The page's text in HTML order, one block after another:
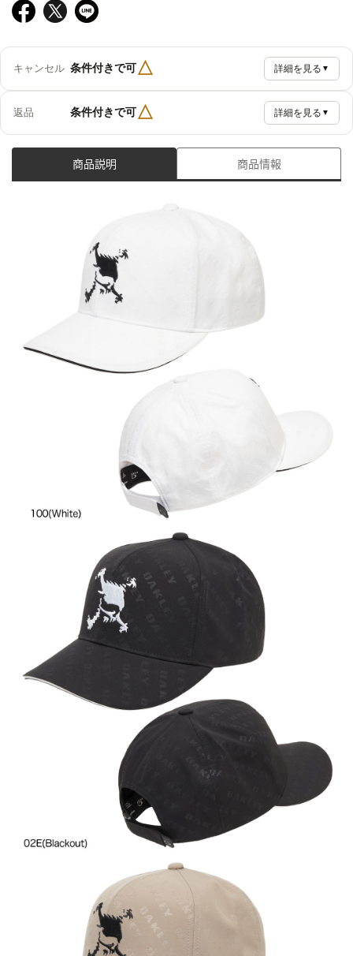
キャンセル 条件付きで可△ 詳細を見る ▼
返品 条件付きで可△ 詳細を見る ▼
商品説明 商品情報